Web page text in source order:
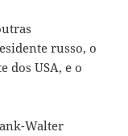
russo, o
dos USA, e o
Walter